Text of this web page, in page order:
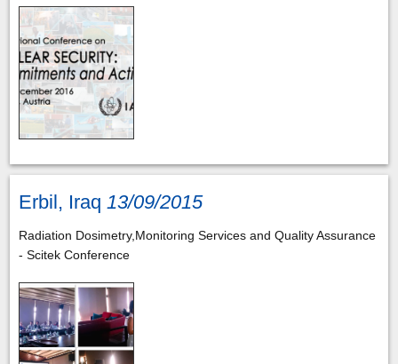
Erbil, Iraq13/09/2015
Radiation Dosimetry,Monitoring Services and Quality Assurance
- Scitek Conference